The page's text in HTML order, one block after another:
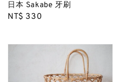
日本 Sakabe 牙刷
Regular
NT$ 330